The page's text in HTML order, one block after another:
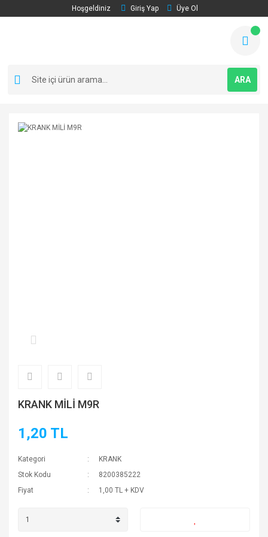
Hoşgeldiniz Giriş Yap Üye Ol
ARA
KRANK MİLİ M9R
1,20 TL
Kategori
KRANK
Stok Kodu
8200385222
Fiyat
1,00 TL + KDV